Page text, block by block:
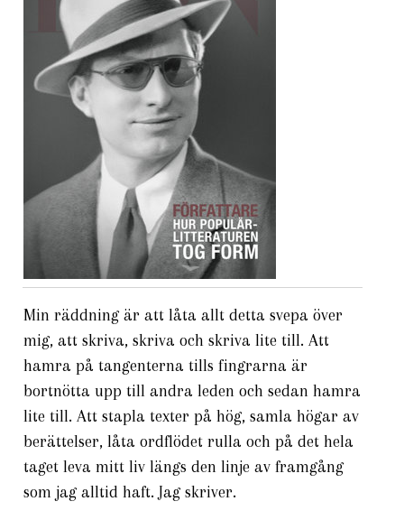
Min räddning är att låta allt detta svepa över
mig, att skriva, skriva och skriva lite till. Att
hamra på tangenterna tills fingrarna är
bortnötta upp till andra leden och sedan hamra
lite till. Att stapla texter på hög, samla högar av
berättelser, låta ordflödet rulla och på det hela
taget leva mitt liv längs den linje av framgång
som jag alltid haft. Jag skriver.